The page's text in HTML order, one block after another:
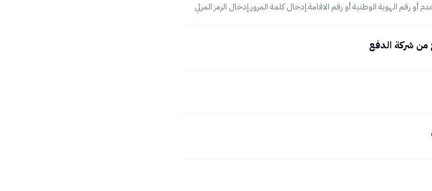
أو رقم الهوية الوطنية أو رقم الاقامة.إدخال كلمة المرور.إدخال الرمز المرئي
من شركة الدفع